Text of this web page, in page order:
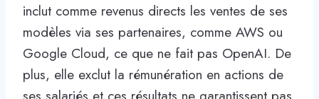
inclut comme revenus directs les ventes de ses
modèles via ses partenaires, comme AWS ou
Google Cloud, ce que ne fait pas OpenAI. De
plus, elle exclut la rémunération en actions de